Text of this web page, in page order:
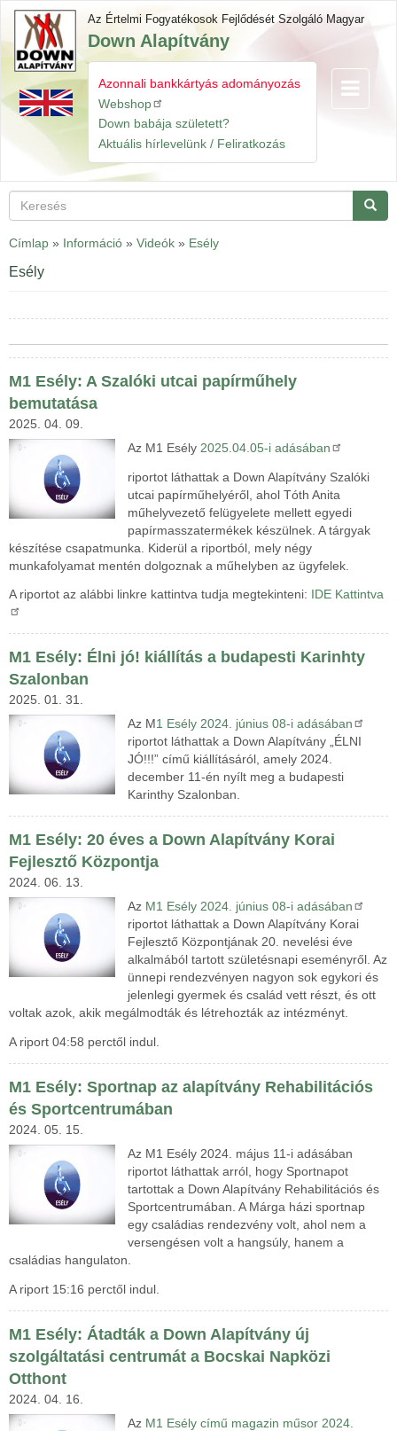
Ugrás
tartalomra
Az Értelmi Fogyatékosok Fejlődését Szolgáló Magyar
Down Alapítvány
Gyorslinkek
Azonnali bankkártyás adományozás
Webshop
Down babája született?
Aktuális hírlevelünk / Feliratkozás
Navigáció
Keresés
Címlap » Információ » Videók » Esély
Esély
M1 Esély: A Szalóki utcai papírműhely
bemutatása
2025. 04. 09.
Az M1 Esély 2025.04.05-i adásában
riportot láthattak a Down Alapítvány Szalóki
utcai papírműhelyéről, ahol Tóth Anita
műhelyvezető felügyelete mellett egyedi
papírmasszatermékek készülnek. A tárgyak
készítése csapatmunka. Kiderül a riportból, mely négy
munkafolyamat mentén dolgoznak a műhelyben az ügyfelek.
A riportot az alábbi linkre kattintva tudja megtekinteni: IDE Kattintva
M1 Esély: Élni jó! kiállítás a budapesti Karinhty
Szalonban
2025. 01. 31.
Az M1 Esély 2024. június 08-i adásában
riportot láthattak a Down Alapítvány „ÉLNI
JÓ!!!” című kiállításáról, amely 2024.
december 11-én nyílt meg a budapesti
Karinthy Szalonban.
M1 Esély: 20 éves a Down Alapítvány Korai
Fejlesztő Központja
2024. 06. 13.
Az M1 Esély 2024. június 08-i adásában
riportot láthattak a Down Alapítvány Korai
Fejlesztő Központjának 20. nevelési éve
alkalmából tartott születésnapi eseményről. Az
ünnepi rendezvényen nagyon sok egykori és
jelenlegi gyermek és család vett részt, és ott
voltak azok, akik megálmodták és létrehozták az intézményt.
A riport 04:58 perctől indul.
M1 Esély: Sportnap az alapítvány Rehabilitációs
és Sportcentrumában
2024. 05. 15.
Az M1 Esély 2024. május 11-i adásában
riportot láthattak arról, hogy Sportnapot
tartottak a Down Alapítvány Rehabilitációs és
Sportcentrumában. A Márga házi sportnap
egy családias rendezvény volt, ahol nem a
versengésen volt a hangsúly, hanem a
családias hangulaton.
A riport 15:16 perctől indul.
M1 Esély: Átadták a Down Alapítvány új
szolgáltatási centrumát a Bocskai Napközi
Otthont
2024. 04. 16.
Az M1 Esély című magazin műsor 2024.